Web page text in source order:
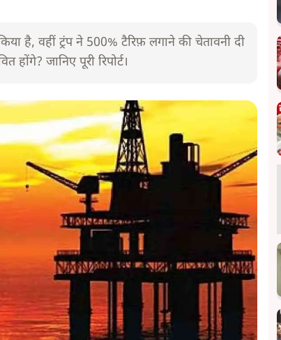
है, वहीं ट्रंप ने 500% टैरिफ़ लगाने की चेतावनी दी
जानिए पूरी रिपोर्ट।